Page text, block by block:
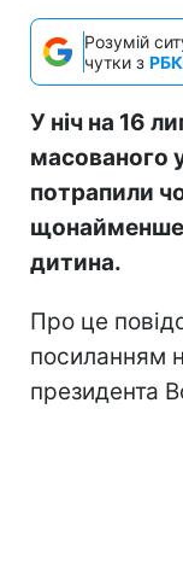
Розумій
чутки з
У ніч на 16
масованого
потрапили
щонайменше
дитина.
Про це
посиланням
президента